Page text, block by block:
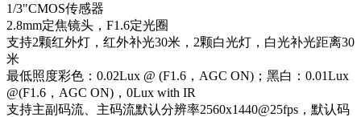
1/3"CMOS传感器
2.8mm定焦镜头，F1.6定光圈
支持2颗红外灯，红外补光30米，2颗白光灯，白光补光距离30
米
最低照度彩色：0.02Lux @ (F1.6，AGC ON)；黑白：0.01Lux
@(F1.6，AGC ON)，0Lux with IR
支持主副码流、主码流默认分辨率2560x1440@25fps，默认码